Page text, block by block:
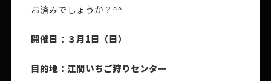
お済みでしょうか？^^
開催日：３月1日（日）
目的地：江間いちご狩りセンター